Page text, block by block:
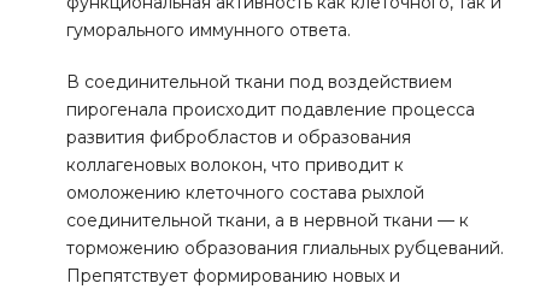
гуморального иммунного ответа.
В соединительной ткани под воздействием
пирогенала происходит подавление процесса
развития фибробластов и образования
коллагеновых волокон, что приводит к
омоложению клеточного состава рыхлой
соединительной ткани, а в нервной ткани — к
торможению образования глиальных рубцеваний.
Препятствует формированию новых и